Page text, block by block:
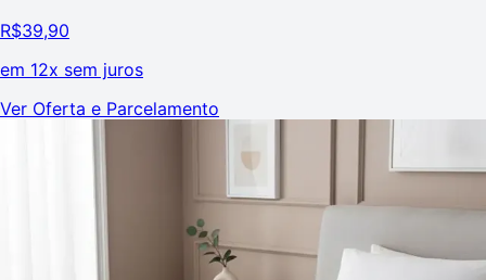
R$39,90
em 12x sem juros
Ver Oferta e Parcelamento